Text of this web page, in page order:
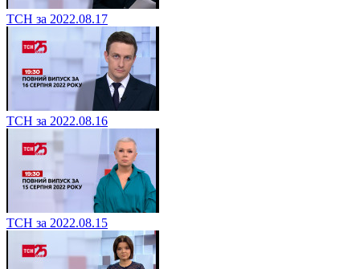
ТСН за 2022.08.17
ТСН за 2022.08.16
ТСН за 2022.08.15